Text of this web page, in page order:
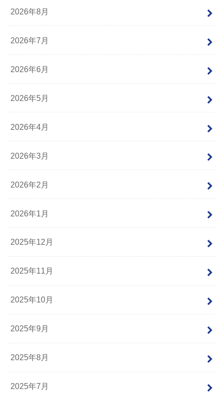
2026年8月
2026年7月
2026年6月
2026年5月
2026年4月
2026年3月
2026年2月
2026年1月
2025年12月
2025年11月
2025年10月
2025年9月
2025年8月
2025年7月